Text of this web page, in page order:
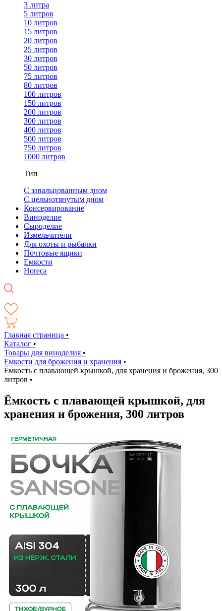
3 литра
5 литров
10 литров
15 литров
20 литров
25 литров
30 литров
50 литров
75 литров
80 литров
100 литров
150 литров
200 литров
300 литров
400 литров
500 литров
750 литров
1000 литров
Тип
С завальцованным дном
С цельнотянутым дном
Консервирование
Виноделие
Сыроделие
Измельчители
Для охоты и рыбалки
Почтовые ящики
Емкости
Horeca
Главная страница •
Каталог •
Товары для виноделия •
Емкости для брожения и хранения •
Ёмкость с плавающей крышкой, для хранения и брожения, 300
литров •
Ёмкость с плавающей крышкой, для
хранения и брожения, 300 литров